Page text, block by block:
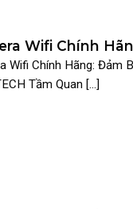
Wifi Chính
2025 |
Wifi Chính Hãng: Đảm
Tầm Quan [...]